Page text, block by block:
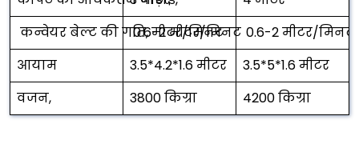
कन्वेयर बेल्ट की गति, मीटर/मिनट
0.6-2 मीटर/मिनट 0.6-2 मीटर/मिनट
आयाम
3.5*4.2*1.6 मीटर
3.5*5*1.6 मीटर
वजन,
3800 किग्रा 4200 किग्रा